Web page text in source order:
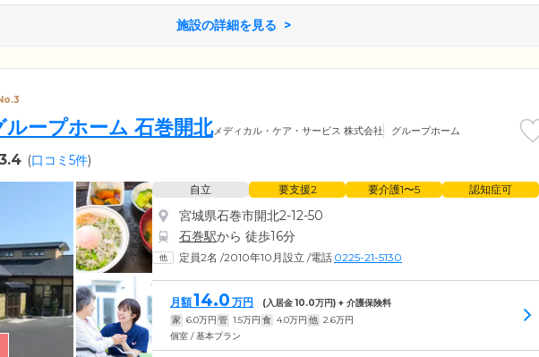
施設の詳細を見る
ループホーム 石巻開北メディカル・ケア・サービス 株式会社 グループホーム
(口コミ5件)
自立 要支援2 要介護1〜5 認知症可
宮城県石巻市開北2-12-50
石巻駅から 徒歩16分
定員2名 /2010年10月設立 /電話 0225-21-5130
月額14.0 万円 (入居金10.0万円) + 介護保険料
家 6.0万円 管 1.5万円 食 4.0万円 他 2.6万円
個室 / 基本プラン